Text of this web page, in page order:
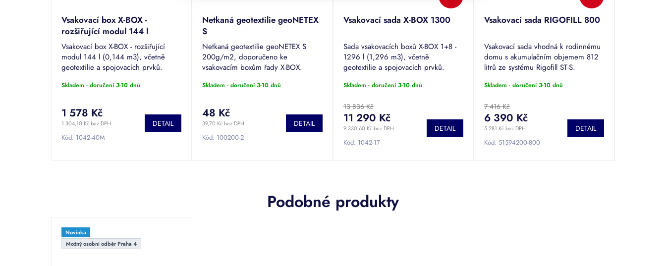
Vsakovací box X-BOX -
rozšiřující modul 144 l
Vsakovací box X-BOX - rozšiřující
modul 144 l (0,144 m3), včetně
geotextilie a spojovacích prvků.
Skladem - doručení 3-10 dnů
1 304,10 Kč bez DPH
1 578 Kč
DETAIL
Kód: 1042-40M
Netkaná geotextilie geoNETEX
S
Netkaná geotextilie geoNETEX S
200g/m2, doporučeno ke
vsakovacím boxům řady X-BOX.
Skladem - doručení 3-10 dnů
39,70 Kč bez DPH
48 Kč
DETAIL
Kód: 100200-2
Vsakovací sada X-BOX 1300
Sada vsakovacích boxů X-BOX 1+8 -
1296 l (1,296 m3), včetně
geotextilie a spojovacích prvků.
Skladem - doručení 3-10 dnů
13 836 Kč
9 330,60 Kč bez DPH
11 290 Kč
DETAIL
Kód: 1042-17
Vsakovací sada RIGOFILL 800
Vsakovací sada vhodná k rodinnému
domu s akumulačním objemem 812
litrů ze systému Rigofill ST-S.
Skladem - doručení 3-10 dnů
7 416 Kč
5 281 Kč bez DPH
6 390 Kč
DETAIL
Kód: 51594200-800
Podobné produkty
Novinka
Možný osobní odběr Praha 4